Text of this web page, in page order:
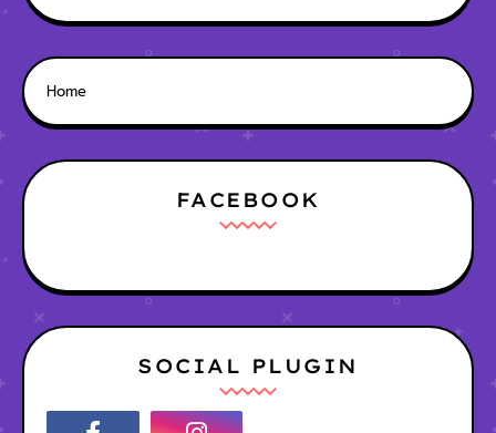
Home
FACEBOOK
SOCIAL PLUGIN